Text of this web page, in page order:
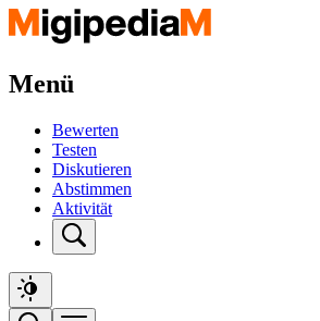
Menü
Bewerten
Testen
Diskutieren
Abstimmen
Aktivität